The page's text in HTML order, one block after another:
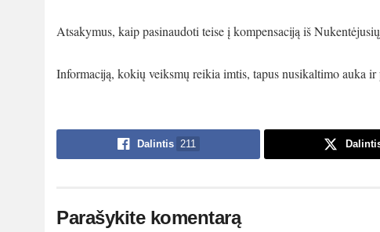
Atsakymus, kaip pasinaudoti teise į kompensaciją iš
Informaciją, kokių veiksmų reikia imtis, tapus nusikaltimo auka
Dalintis 211
Parašykite komentarą